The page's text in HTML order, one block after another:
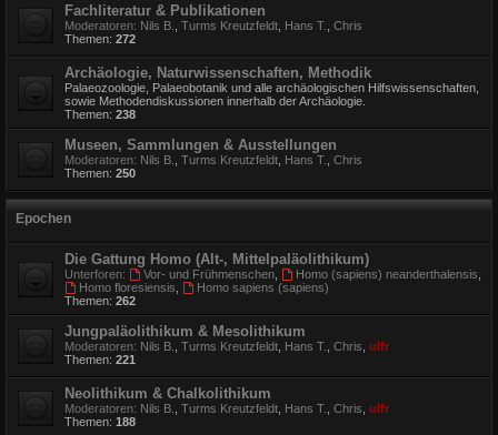
Fachliteratur & Publikationen
Moderatoren: Nils B. Turms Kreutzfeldt Hans T.
Chris
Themen: 272
Archäologie, Naturwissenschaften, Methodik
Palaeozoologie, Palaeobotanik und alle archäologischen Hilfswissenschaften,
sowie Methodendiskussionen innerhalb der Archäologie.
Themen: 238
Museen, Sammlungen & Ausstellungen
Moderatoren: Nils B. Turms Kreutzfeldt Hans T.
Chris
Themen: 250
Epochen
Die Gattung Homo (Alt-, Mittelpaläolithikum)
Unterforen: Vor- und Frühmenschen, Homo (sapiens) neanderthalensis
Homo floresiensis
Homo sapiens (sapiens)
Themen: 262
Jungpaläolithikum & Mesolithikum
Moderatoren: Nils B. Turms Kreutzfeldt Hans T. Chris ulfr
Themen: 221
Neolithikum & Chalkolithikum
Moderatoren: Nils B. Turms Kreutzfeldt Hans T. Chris ulfr
Themen: 188